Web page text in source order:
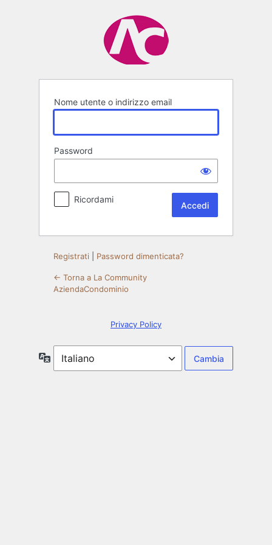
Nome utente o indirizzo email
Password
Ricordami
Registrati Password dimenticata?
← Torna a La Community
AziendaCondominio
Privacy Policy
Lingua